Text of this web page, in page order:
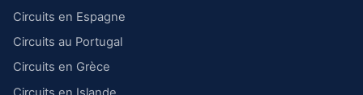
Circuits en Espagne
Circuits au Portugal
Circuits en Grèce